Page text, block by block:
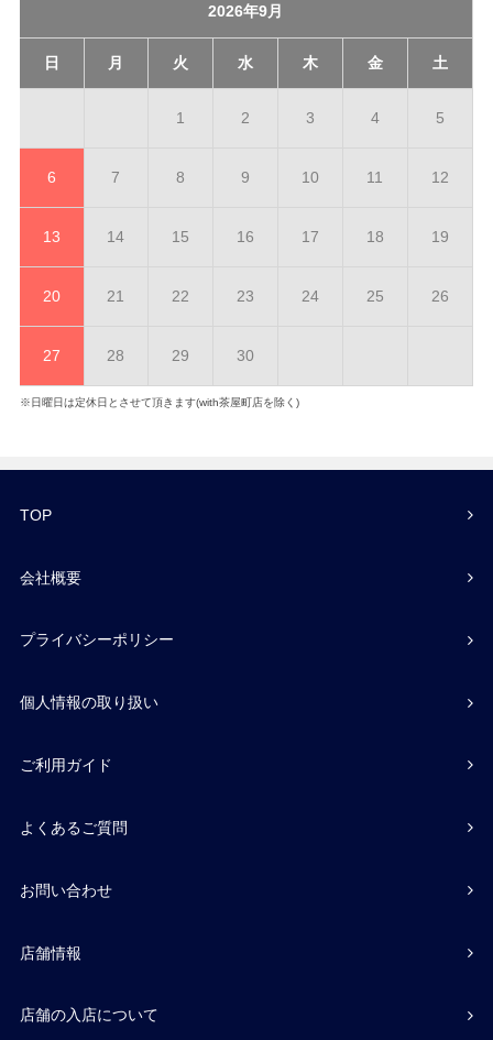
2026年9月
日 月 火 水 木 金 土
1 2 3 4 5
6 7 8 9 10 11 12
13 14 15 16 17 18 19
20 21 22 23 24 25 26
27 28 29 30
※日曜日は定休日とさせて頂きます(with茶屋町店を除く)
TOP
会社概要
プライバシーポリシー
個人情報の取り扱い
ご利用ガイド
よくあるご質問
お問い合わせ
店舗情報
店舗の入店について